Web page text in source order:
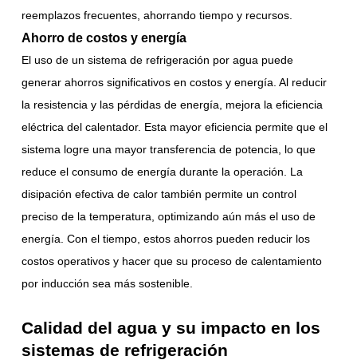
reemplazos frecuentes, ahorrando tiempo y recursos.
Ahorro de costos y energía
El uso de un sistema de refrigeración por agua puede
generar ahorros significativos en costos y energía. Al reducir
la resistencia y las pérdidas de energía, mejora la eficiencia
eléctrica del calentador. Esta mayor eficiencia permite que el
sistema logre una mayor transferencia de potencia, lo que
reduce el consumo de energía durante la operación. La
disipación efectiva de calor también permite un control
preciso de la temperatura, optimizando aún más el uso de
energía. Con el tiempo, estos ahorros pueden reducir los
costos operativos y hacer que su proceso de calentamiento
por inducción sea más sostenible.
Calidad del agua y su impacto en los
sistemas de refrigeración